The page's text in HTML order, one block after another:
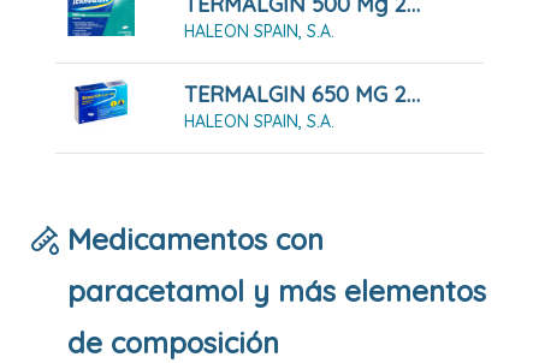
HALEON SPAIN, S.A.
TERMALGIN 650 MG 20 COMPRIMIDOS
HALEON SPAIN, S.A.
Medicamentos con
paracetamol y más elementos
de composición